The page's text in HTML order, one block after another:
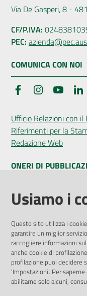
Via De Gasperi, 8 -
CF/P.IVA:
PEC:
COMUNICA CON NOI
FacebookInstagramYouTube
Ufficio Relazioni con il
Riferimenti per la
Redazione Web
ONERI DI
Amministrazione
Pubblicità legale
Privacy Policy
Attuazione Misure
Liste di Attesa
ENTI, IMPRESE E
Usiamo i
Questo sito utilizza i
garantire un miglior
raccogliere informazioni
anche cookie di
profilazione puoi decidere
'Impostazioni'. Per
abilitarne solo alcuni,